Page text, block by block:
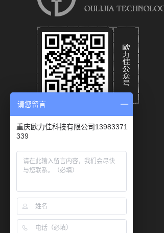
请您留言
重庆欧力佳科技有限公司13983371
339